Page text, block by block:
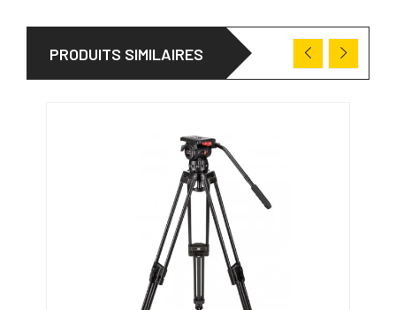
PRODUITS SIMILAIRES